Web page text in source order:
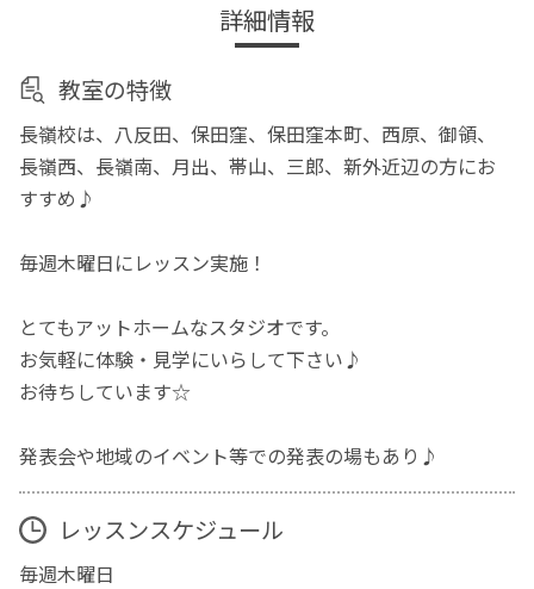
詳細情報
教室の特徴
長嶺校は、八反田、保田窪、保田窪本町、西原、御領、
長嶺西、長嶺南、月出、帯山、三郎、新外近辺の方にお
すすめ♪
毎週木曜日にレッスン実施！
とてもアットホームなスタジオです。
お気軽に体験・見学にいらして下さい♪
お待ちしています☆
発表会や地域のイベント等での発表の場もあり♪
レッスンスケジュール
毎週木曜日